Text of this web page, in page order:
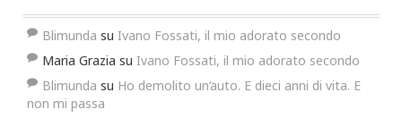
Blimunda su Ivano Fossati, il mio adorato secondo
Maria Grazia su Ivano Fossati, il mio adorato secondo
Blimunda su Ho demolito un’auto. E dieci anni di vita. E
non mi passa